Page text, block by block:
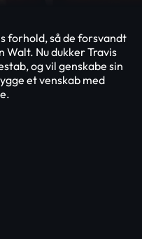
forhold, så de forsvandt
Walt. Nu dukker Travis
og vil genskabe sin
et venskab med